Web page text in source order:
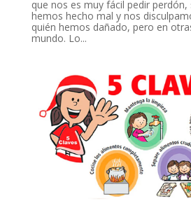
que nos es muy fácil pedir perdón,
hemos hecho mal y nos
quién hemos dañado, pero en
mundo. Lo...